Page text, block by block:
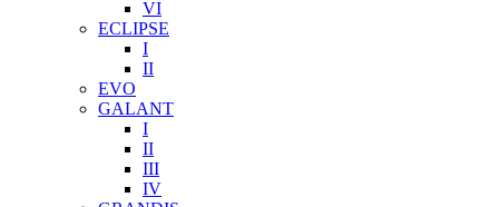
VI
ECLIPSE
I
II
EVO
GALANT
I
II
III
IV